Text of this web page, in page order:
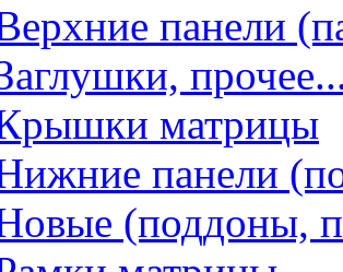
панели
матрицы
панели
(поддоны,